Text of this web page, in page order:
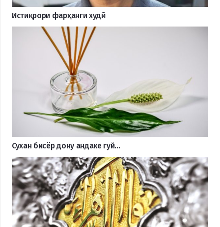
Истиқрори фарҳанги худӣ
Сухан бисёр дону андаке гуй…